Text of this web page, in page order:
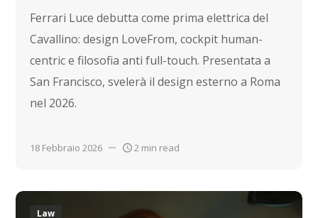
Ferrari Luce debutta come prima elettrica del
Cavallino: design LoveFrom, cockpit human-
centric e filosofia anti full-touch. Presentata a
San Francisco, svelerà il design esterno a Roma
nel 2026.
18 Febbraio 2026 2 min read
Law